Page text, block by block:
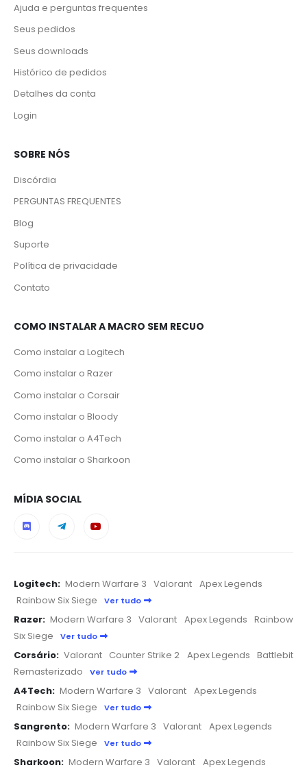
Ajuda e perguntas frequentes
Seus pedidos
Seus downloads
Histórico de pedidos
Detalhes da conta
Login
SOBRE NÓS
Discórdia
PERGUNTAS FREQUENTES
Blog
Suporte
Política de privacidade
Contato
COMO INSTALAR A MACRO SEM RECUO
Como instalar a Logitech
Como instalar o Razer
Como instalar o Corsair
Como instalar o Bloody
Como instalar o A4Tech
Como instalar o Sharkoon
MÍDIA SOCIAL
Logitech: Modern Warfare 3 Valorant Apex Legends
Rainbow Six Siege
Ver tudo
Razer: Modern Warfare 3 Valorant Apex Legends Rainbow
Six Siege
Ver tudo
Corsário: Valorant Counter Strike 2 Apex Legends Battlebit
Remasterizado
Ver tudo
A4Tech: Modern Warfare 3 Valorant Apex Legends
Rainbow Six Siege
Ver tudo
Sangrento: Modern Warfare 3 Valorant Apex Legends
Rainbow Six Siege
Ver tudo
Sharkoon: Modern Warfare 3 Valorant Apex Legends